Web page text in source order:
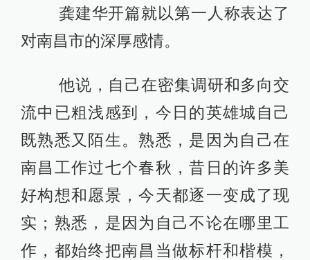
龚建华开篇就以第一人称表达了
对南昌市的深厚感情。
他说，自己在密集调研和多向交
流中已粗浅感到，今日的英雄城自己
既熟悉又陌生。熟悉，是因为自己在
南昌工作过七个春秋，昔日的许多美
好构想和愿景，今天都逐一变成了现
实；熟悉，是因为自己不论在哪里工
作，都始终把南昌当做标杆和楷模，